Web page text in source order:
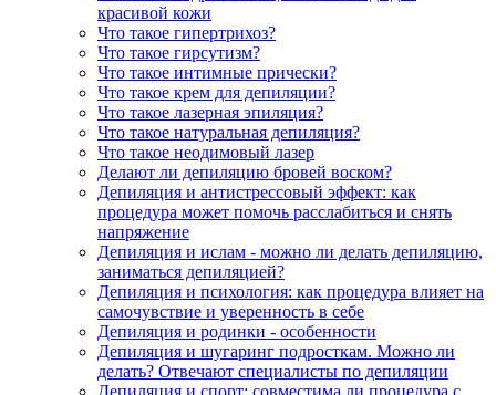
красивой кожи
Что такое гипертрихоз?
Что такое гирсутизм?
Что такое интимные прически?
Что такое крем для депиляции?
Что такое лазерная эпиляция?
Что такое натуральная депиляция?
Что такое неодимовый лазер
Делают ли депиляцию бровей воском?
Депиляция и антистрессовый эффект: как
процедура может помочь расслабиться и снять
напряжение
Депиляция и ислам - можно ли делать депиляцию,
заниматься депиляцией?
Депиляция и психология: как процедура влияет на
самочувствие и уверенность в себе
Депиляция и родинки - особенности
Депиляция и шугаринг подросткам. Можно ли
делать? Отвечают специалисты по депиляции